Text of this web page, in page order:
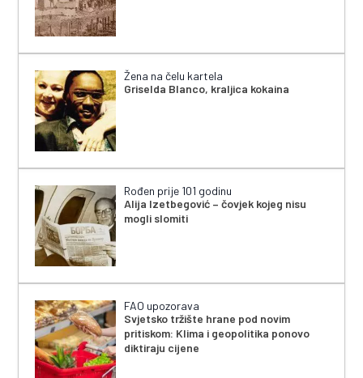
Žena na čelu kartela
Griselda Blanco, kraljica kokaina
Rođen prije 101 godinu
Alija Izetbegović – čovjek kojeg nisu
mogli slomiti
FAO upozorava
Svjetsko tržište hrane pod novim
pritiskom: Klima i geopolitika ponovo
diktiraju cijene